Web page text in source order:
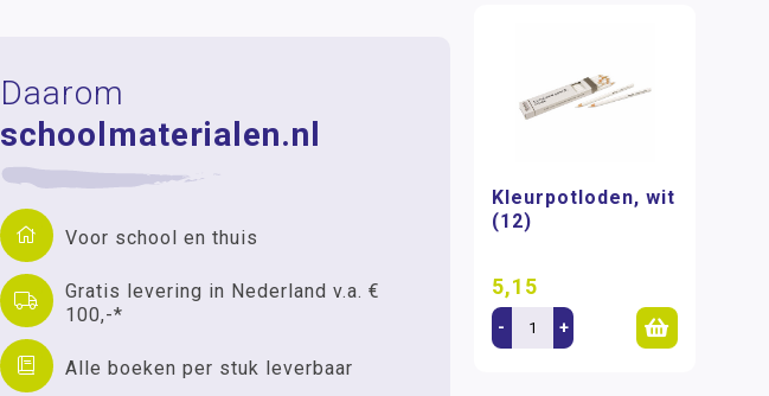
Daarom
schoolmaterialen.nl
Voor school en thuis
Gratis levering in Nederland v.a. €
100,-*
Alle boeken per stuk leverbaar
Kleurpotloden, wit
(12)
5,15
- +